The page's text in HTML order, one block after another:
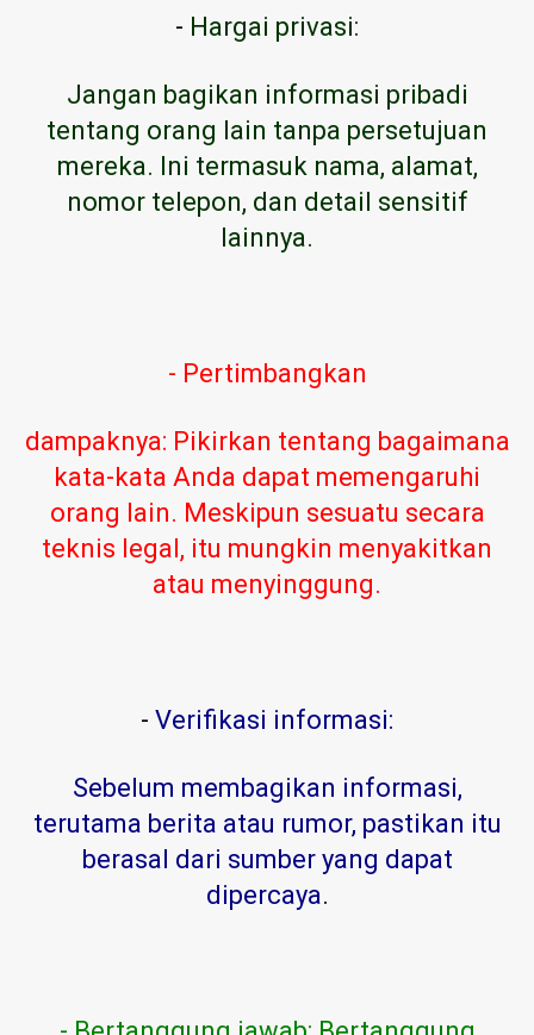
- Hargai privasi:
Jangan bagikan informasi pribadi
tentang orang lain tanpa persetujuan
mereka. Ini termasuk nama, alamat,
nomor telepon, dan detail sensitif
lainnya.
- Pertimbangkan
dampaknya: Pikirkan tentang bagaimana
kata-kata Anda dapat memengaruhi
orang lain. Meskipun sesuatu secara
teknis legal, itu mungkin menyakitkan
atau menyinggung.
- Verifikasi informasi:
Sebelum membagikan informasi,
terutama berita atau rumor, pastikan itu
berasal dari sumber yang dapat
dipercaya.